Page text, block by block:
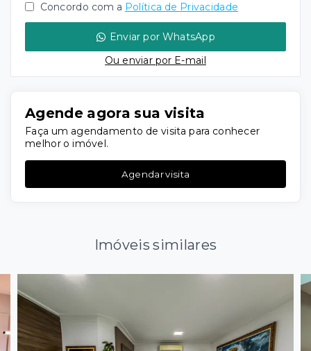
Concordo com a Política de Privacidade
Enviar por WhatsApp
Ou enviar por E-mail
Agende agora sua visita
Faça um agendamento de visita para conhecer
melhor o imóvel.
Agendar visita
Imóveis similares